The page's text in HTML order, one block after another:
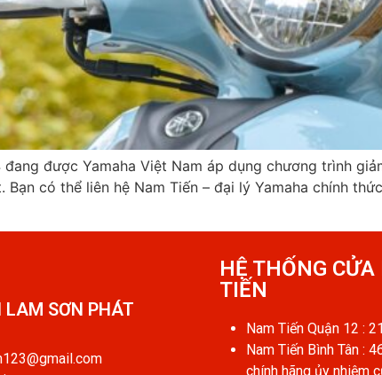
đang được Yamaha Việt Nam áp dụng chương trình
Bạn có thể liên hệ Nam Tiến – đại lý Yamaha chính
LAM SƠN PHÁT​
HỆ THỐNG
TIẾN​
Nam Tiến Quận 12 :
Nam Tiến Bình Tân :
chính hãng ủy nhiệm